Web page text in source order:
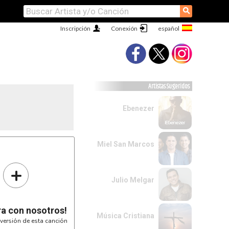
⚲
Conexión
Inscripción
|
+
con nosotros!
de esta canción
Artistas Sugeridos
Ebenezer
Miel San Marcos
Julio Melgar
Música Cristiana